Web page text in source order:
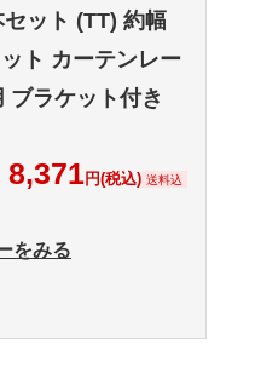
ット (TT) 約幅
ト カーテンレー
ブラケット付き
8,371円(税込) 送料込
をみる